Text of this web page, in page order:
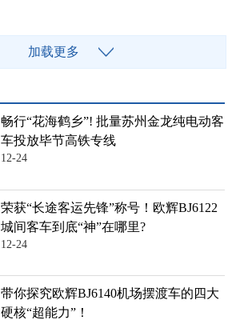
加载更多
畅行“花海鹤乡”! 批量苏州金龙纯电动客
车投放毕节高铁专线
12-24
荣获“长途客运先锋”称号！欧辉BJ6122
城间客车到底“神”在哪里?
12-24
带你探究欧辉BJ6140机场摆渡车的四大
硬核“超能力”！